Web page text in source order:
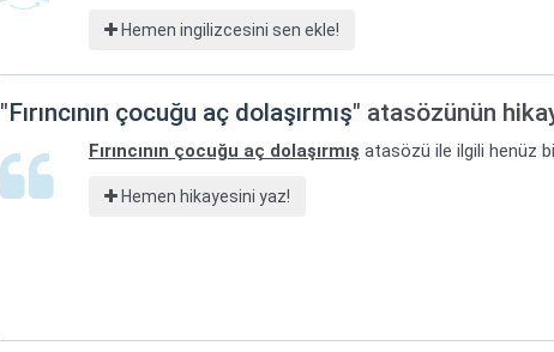
Hemen ingilizcesini sen ekle!
"Fırıncının çocuğu aç dolaşırmış" atasözünün
Fırıncının çocuğu aç dolaşırmış atasözü ile ilgili henüz
Hemen hikayesini yaz!